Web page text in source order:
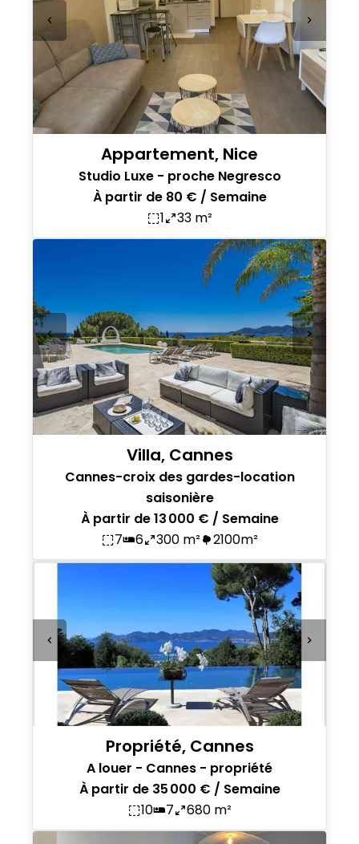
Appartement, Nice
Studio Luxe - proche Negresco
À partir de 80 € / Semaine
1
33 m²
Villa, Cannes
Cannes-croix des gardes-location
saisonière
À partir de 13 000 € / Semaine
7
6 300 m² 2100m²
Propriété, Cannes
A louer - Cannes - propriété
À partir de 35 000 € / Semaine
10
7 680 m²